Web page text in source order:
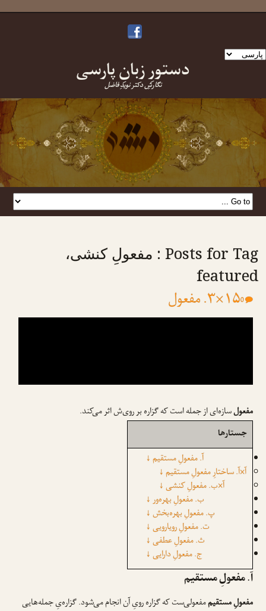
یک
دستورِ زبانِ پارسی
نگارشِ دکتر نویدِ فاضل
Posts for Tag : مفعولِ کنشی،
featured
۱۵×۳. مفعول 0
مفعولسازه‌ای از جمله است که گزاره بر روی‌ش اثر می‌کند.
جستارها
آ. مفعولِ مستقیم↓
آ×آ. ساختارِ مفعولِ مستقیم↓
آ×ب. مفعولِ کنشی↓
ب. مفعولِ بهره‌ور↓
پ. مفعولِ بهره‌بخش↓
ت. مفعولِ رویارویی↓
ث. مفعولِ عطفی↓
ج. مفعولِ دارایی↓
آ. مفعولِ مستقیم
مفعولِ مستقیممفعولی‌ست که گزاره رویِ آن انجام می‌شود. گزاره‌یِ جمله‌هایی